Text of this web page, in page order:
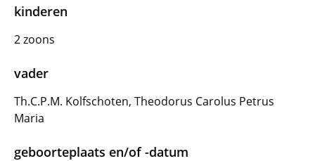
kinderen
2 zoons
vader
Th.C.P.M. Kolfschoten, Theodorus Carolus Petrus
Maria
geboorteplaats en/of -datum